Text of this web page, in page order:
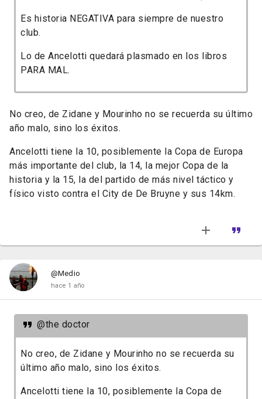
Es historia NEGATIVA para siempre de nuestro
club.
Lo de Ancelotti quedará plasmado en los libros
PARA MAL.
No creo, de Zidane y Mourinho no se recuerda su último
año malo, sino los éxitos.
Ancelotti tiene la 10, posiblemente la Copa de Europa
más importante del club, la 14, la mejor Copa de la
historia y la 15, la del partido de más nivel táctico y
físico visto contra el City de De Bruyne y sus 14km.
@Medio
hace 1 año
@the doctor
No creo, de Zidane y Mourinho no se recuerda su
último año malo, sino los éxitos.
Ancelotti tiene la 10, posiblemente la Copa de